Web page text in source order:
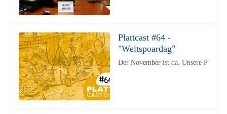
Plattcast #64 -
"Weltspoardag"
Der November ist da. Unsere